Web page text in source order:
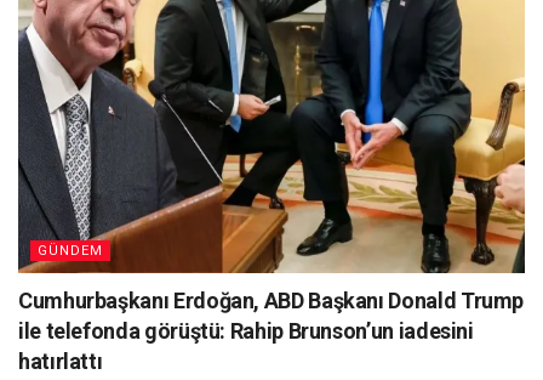
GÜNDEM
Cumhurbaşkanı Erdoğan, ABD Başkanı Donald Trump
ile telefonda görüştü: Rahip Brunson’un iadesini
hatırlattı